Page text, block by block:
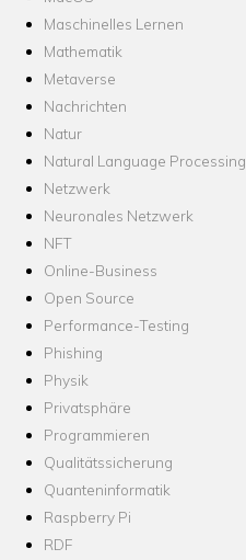
Maschinelles Lernen
Mathematik
Metaverse
Nachrichten
Natur
Natural Language Processing
Netzwerk
Neuronales Netzwerk
NFT
Online-Business
Open Source
Performance-Testing
Phishing
Physik
Privatsphäre
Programmieren
Qualitätssicherung
Quanteninformatik
Raspberry Pi
RDF